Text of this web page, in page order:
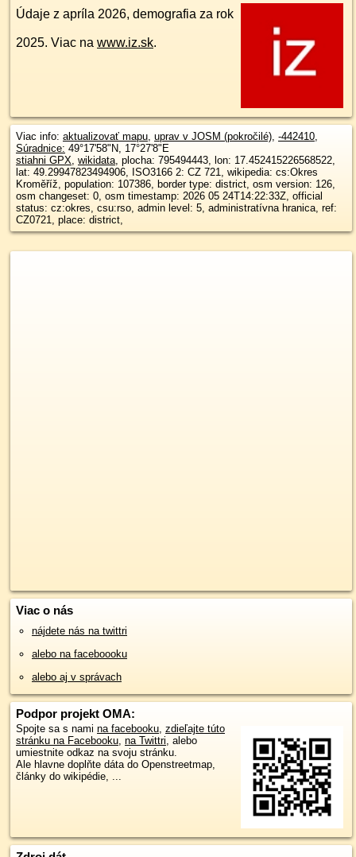
Údaje z apríla 2026, demografia za rok
2025. Viac na www.iz.sk.
Viac info: aktualizovať mapu, uprav v JOSM (pokročilé), -442410,
Súradnice: 49°17'58"N, 17°27'8"E
stiahni GPX, wikidata, plocha: 795494443, lon: 17.452415226568522,
lat: 49.29947823494906, ISO3166 2: CZ 721, wikipedia: cs:Okres
Kroměříž, population: 107386, border type: district, osm version: 126,
osm changeset: 0, osm timestamp: 2026 05 24T14:22:33Z, official
status: cz:okres, csu:rso, admin level: 5, administratívna hranica, ref:
CZ0721, place: district,
Viac o nás
nájdete nás na twittri
alebo na faceboooku
alebo aj v správach
Podpor projekt OMA:
Spojte sa s nami na facebooku, zdieľajte túto
stránku na Facebooku, na Twittri, alebo
umiestnite odkaz na svoju stránku.
Ale hlavne doplňte dáta do Openstreetmap,
články do wikipédie, ...